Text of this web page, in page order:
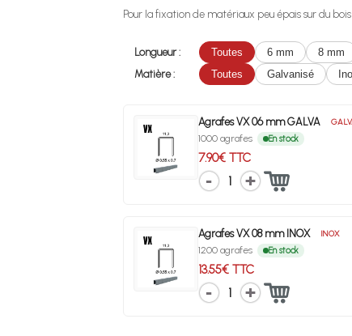
Pour la fixation de matériaux peu épais sur du
Longueur : Toutes 6 mm 8 mm
Matière :
Toutes Galvanisé
Agrafes VX 06 mm GALVA
1000 agrafes En stock
7.90€ TTC
1
Agrafes VX 08 mm INOX INOX
1200 agrafes En stock
13.55€ TTC
1